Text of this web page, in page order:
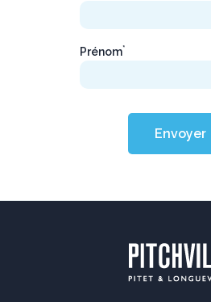
Prénom*
Envoyer